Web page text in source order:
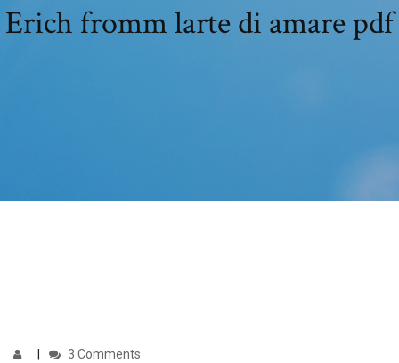
Erich fromm larte di amare pdf
3 Comments